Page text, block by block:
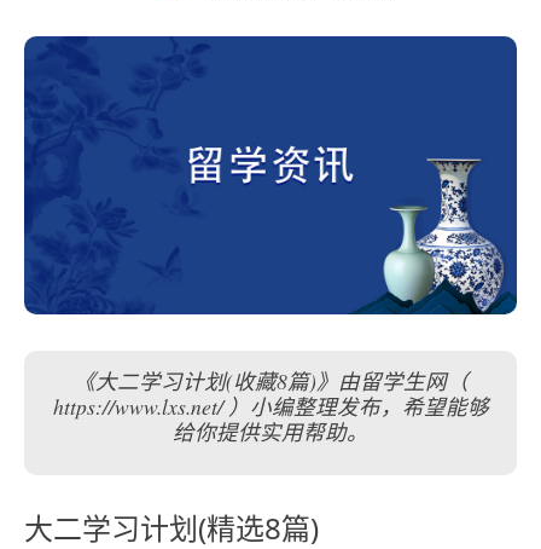
《大二学习计划(收藏8篇)》由留学生网（
https://www.lxs.net/ ）小编整理发布，希望能够
给你提供实用帮助。
大二学习计划(精选8篇)